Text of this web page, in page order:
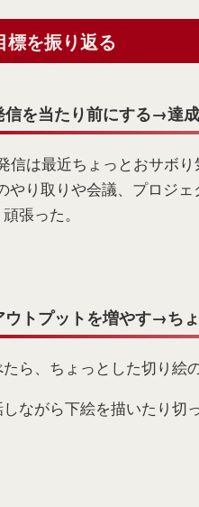
標を振り返る
信を当たり前にする→達成
信は最近ちょっとおサボ
やり取りや会議、プロジ
張った。
ウトプットを増やす→ち
ら、ちょっとした切り絵
ながら下絵を描いたり切